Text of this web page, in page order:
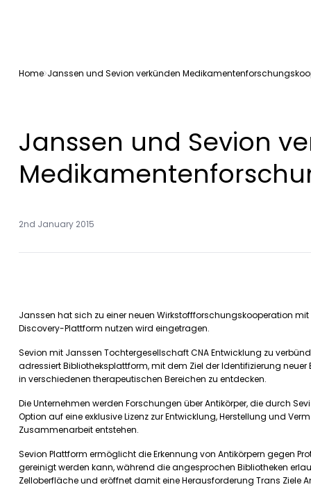
Home Janssen und Sevion verkünden
Janssen und Sevion
2nd January 2015
Janssen hat sich zu einer neuen Wirkstoffforschungskooperation
Discovery-Plattform nutzen wird eingetragen.
Sevion mit Janssen Tochtergesellschaft CNA Entwicklung zu
adressiert Bibliotheksplattform, mit dem Ziel der Identifizierung
in verschiedenen therapeutischen Bereichen zu entdecken.
Die Unternehmen werden Forschungen über Antikörper, die durch
Option auf eine exklusive Lizenz zur Entwicklung, Herstellung und
Zusammenarbeit entstehen.
Sevion Plattform ermöglicht die Erkennung von Antikörpern gegen
gereinigt werden kann, während die angesprochen Bibliotheken
Zelloberfläche und eröffnet damit eine Herausforderung Trans Ziele